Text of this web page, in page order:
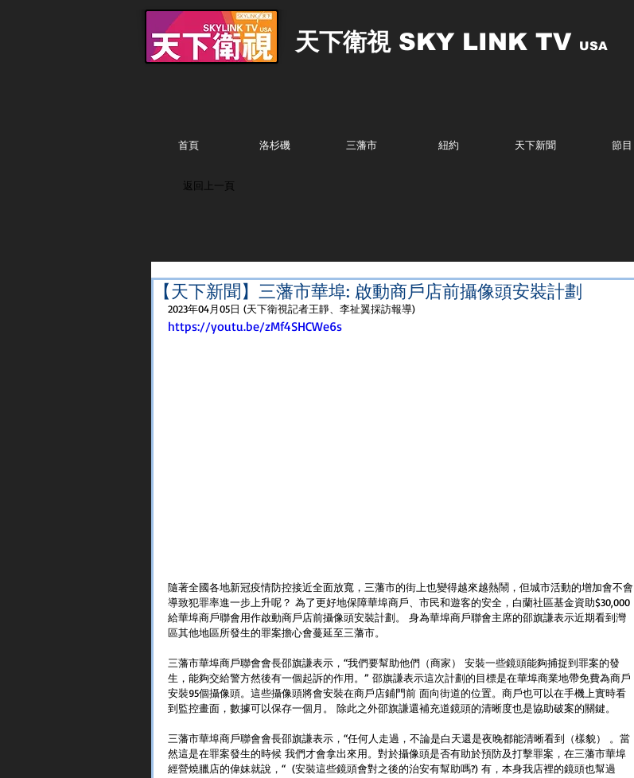
天下衛視SKY LINK TV USA
首頁 洛杉磯 三藩市 紐約 天下新聞 節目
返回上一頁
【天下新聞】三藩市華埠: 啟動商戶店前攝像頭安裝計劃
2023年04月05日 (天下衛視記者王靜、李祉翼採訪報導)
https://youtu.be/zMf4SHCWe6s
隨著全國各地新冠疫情防控接近全面放寬，三藩市的街上也變得越來越熱鬧，但城市活動的增加會不會
導致犯罪率進一步上升呢？ 為了更好地保障華埠商戶、市民和遊客的安全，白蘭社區基金資助$30,000
給華埠商戶聯會用作啟動商戶店前攝像頭安裝計劃。 身為華埠商戶聯會主席的邵旗謙表示近期看到灣
區其他地區所發生的罪案擔心會蔓延至三藩市。
三藩市華埠商戶聯會會長邵旗謙表示，“我們要幫助他們（商家） 安裝一些鏡頭能夠捕捉到罪案的發
生，能夠交給警方然後有一個起訴的作用。” 邵旗謙表示這次計劃的目標是在華埠商業地帶免費為商戶
安裝95個攝像頭。這些攝像頭將會安裝在商戶店鋪門前 面向街道的位置。商戶也可以在手機上實時看
到監控畫面，數據可以保存一個月。 除此之外邵旗謙還補充道鏡頭的清晰度也是協助破案的關鍵。
三藩市華埠商戶聯會會長邵旗謙表示，“任何人走過，不論是白天還是夜晚都能清晰看到（樣貌） 。當
然這是在罪案發生的時候 我們才會拿出來用。對於攝像頭是否有助於預防及打擊罪案，在三藩市華埠
經營燒臘店的偉妹就說，“  (安裝這些鏡頭會對之後的治安有幫助嗎?) 有，本身我店裡的鏡頭也幫過